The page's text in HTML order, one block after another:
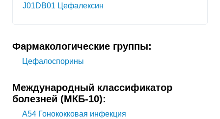
J01DB01 Цефалексин
Фармакологические группы:
Цефалоспорины
Международный классификатор
болезней (МКБ-10):
A54 Гонококковая инфекция